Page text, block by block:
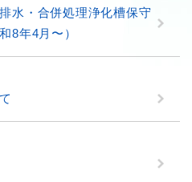
水・合併処理浄化槽保守
8年4月〜）